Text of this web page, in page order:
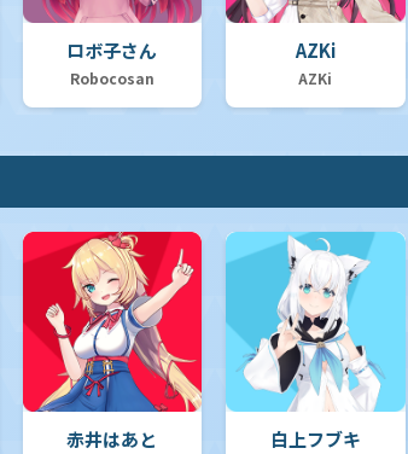
ロボ子さん
Robocosan
AZKi
AZKi
赤井はあと 白上フブキ